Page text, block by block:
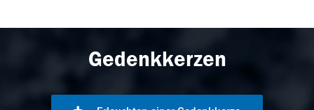
Gedenkkerzen